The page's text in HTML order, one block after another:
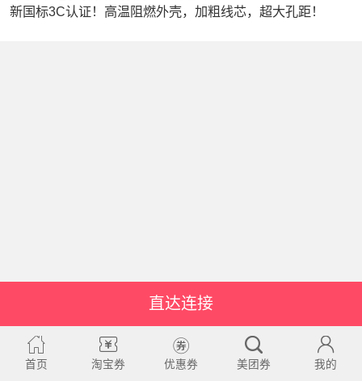
新国标3C认证！高温阻燃外壳，加粗线芯，超大孔距！
直达连接
首页 淘宝券 优惠券 美团券 我的